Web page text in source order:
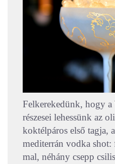
Felkerekedünk, hogy
részesei lehessünk az
koktélpáros első tagja,
mediterrán vodka shot:
mal, néhány csepp